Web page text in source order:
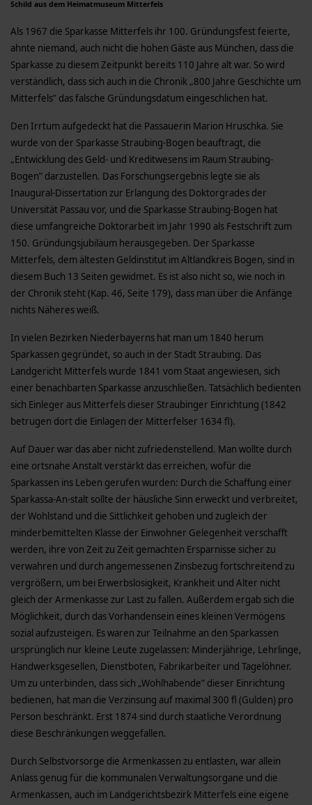
Schild aus dem Heimatmuseum Mitterfels
Als 1967 die Sparkasse Mitterfels ihr 100. Gründungsfest feierte,
ahnte niemand, auch nicht die hohen Gäste aus München, dass die
Sparkasse zu diesem Zeitpunkt bereits 110 Jahre alt war. So wird
verständlich, dass sich auch in die Chronik „800 Jahre Geschichte um
Mitterfels” das falsche Gründungsdatum eingeschlichen hat.
Den Irrtum aufgedeckt hat die Passauerin Marion Hruschka. Sie
wurde von der Sparkasse Straubing-Bogen beauftragt, die
„Entwicklung des Geld- und Kreditwesens im Raum Straubing-
Bogen” darzustellen. Das Forschungsergebnis legte sie als
Inaugural-Dissertation zur Erlangung des Doktorgrades der
Universität Passau vor, und die Sparkasse Straubing-Bogen hat
diese umfangreiche Doktorarbeit im Jahr 1990 als Festschrift zum
150. Gründungsjubiläum herausgegeben. Der Sparkasse
Mitterfels, dem ältesten Geldinstitut im Altlandkreis Bogen, sind in
diesem Buch 13 Seiten gewidmet. Es ist also nicht so, wie noch in
der Chronik steht (Kap. 46, Seite 179), dass man über die Anfänge
nichts Näheres weiß.
In vielen Bezirken Niederbayerns hat man um 1840 herum
Sparkassen gegründet, so auch in der Stadt Straubing. Das
Landgericht Mitterfels wurde 1841 vom Staat angewiesen, sich
einer benachbarten Sparkasse anzuschließen. Tatsächlich bedienten
sich Einleger aus Mitterfels dieser Straubinger Einrichtung (1842
betrugen dort die Einlagen der Mitterfelser 1634 fl).
Auf Dauer war das aber nicht zufriedenstellend. Man wollte durch
eine ortsnahe Anstalt verstärkt das erreichen, wofür die
Sparkassen ins Leben gerufen wurden: Durch die Schaffung einer
Sparkassa-An-stalt sollte der häusliche Sinn erweckt und verbreitet,
der Wohlstand und die Sittlichkeit gehoben und zugleich der
minderbemittelten Klasse der Einwohner Gelegenheit verschafft
werden, ihre von Zeit zu Zeit gemachten Ersparnisse sicher zu
verwahren und durch angemessenen Zinsbezug fortschreitend zu
vergrößern, um bei Erwerbslosigkeit, Krankheit und Alter nicht
gleich der Armenkasse zur Last zu fallen. Außerdem ergab sich die
Möglichkeit, durch das Vorhandensein eines kleinen Vermögens
sozial aufzusteigen. Es waren zur Teilnahme an den Sparkassen
ursprünglich nur kleine Leute zugelassen: Minderjährige, Lehrlinge,
Handwerksgesellen, Dienstboten, Fabrikarbeiter und Tagelöhner.
Um zu unterbinden, dass sich „Wohlhabende” dieser Einrichtung
bedienen, hat man die Verzinsung auf maximal 300 fl (Gulden) pro
Person beschränkt. Erst 1874 sind durch staatliche Verordnung
diese Beschränkungen weggefallen.
Durch Selbstvorsorge die Armenkassen zu entlasten, war allein
Anlass genug für die kommunalen Verwaltungsorgane und die
Armenkassen, auch im Landgerichtsbezirk Mitterfels eine eigene